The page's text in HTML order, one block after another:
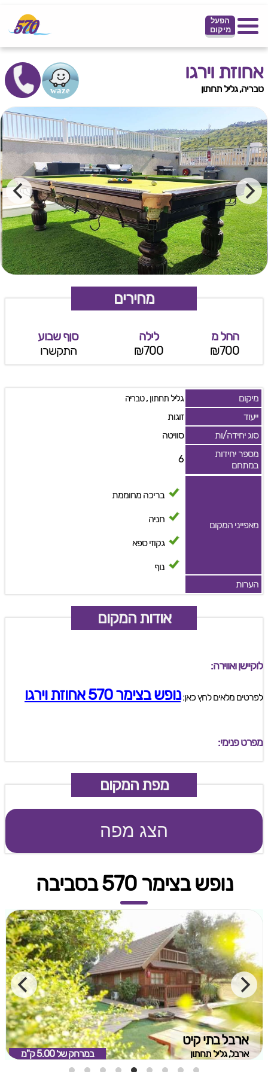
הפעל
מיקום
אחוזת וירגו
טבריה, גליל תחתון
מחירים
החל מ
₪700
לילה
₪700
סןף שבוע
התקשרו
מיקום גליל תחתון,טבריה
ייעוד
זוגות
סוג יחידה/ות
סוויטה
מספר יחידות
במתחם
6
מאפייני המקום
בריכה מחוממת
חניה
גקוזי ספא
נוף
הערות
אודות המקום
לוקיישן ואווירה:
לפרטים מלאים לחץ כאן:נופש בצימר 570 אחוזת וירגו
מפרט פנימי:
מפת המקום
הצג מפה
נופש בצימר 570 בסביבה
ארבל בתי קיט
ארבל, גליל תחתון במרחק של 5.00 ק"מ